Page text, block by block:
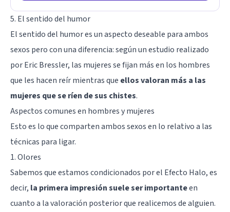
5. El sentido del humor
El sentido del humor es un aspecto deseable para ambos
sexos pero con una diferencia: según un estudio realizado
por Eric Bressler, las mujeres se fijan más en los hombres
que les hacen reír mientras que ellos valoran más a las
mujeres que se ríen de sus chistes.
Aspectos comunes en hombres y mujeres
Esto es lo que comparten ambos sexos en lo relativo a las
técnicas para ligar.
1. Olores
Sabemos que estamos condicionados por el Efecto Halo, es
decir, la primera impresión suele ser importanteen
cuanto a la valoración posterior que realicemos de alguien.